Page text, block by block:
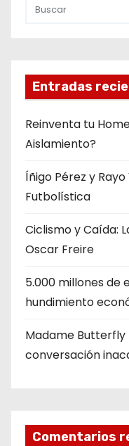
Entradas
Reinventa tu
Aislamiento?
Íñigo Pérez y
Futbolística
Ciclismo y Caída:
Oscar Freire
5.000 millones de
hundimiento
Madame
conversación
Comentarios